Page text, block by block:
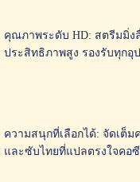
คุณภาพระดับ HD: สตรีมมิ่ง
ประสิทธิภาพสูง รองรับทุกอุ
ความสนุกที่เลือกได้: จัดเต็
และซับไทยที่แปลตรงใจคอ